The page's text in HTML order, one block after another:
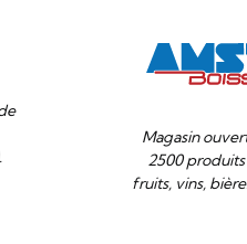
Magasin
2500 produits
fruits, vins,